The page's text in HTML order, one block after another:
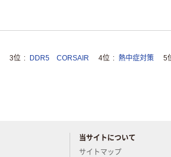
3位 DDR5 CORSAIR 4位 熱中症対策 5
当サイトについて
サイトマップ